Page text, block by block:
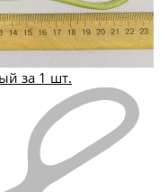
за 1 шт.